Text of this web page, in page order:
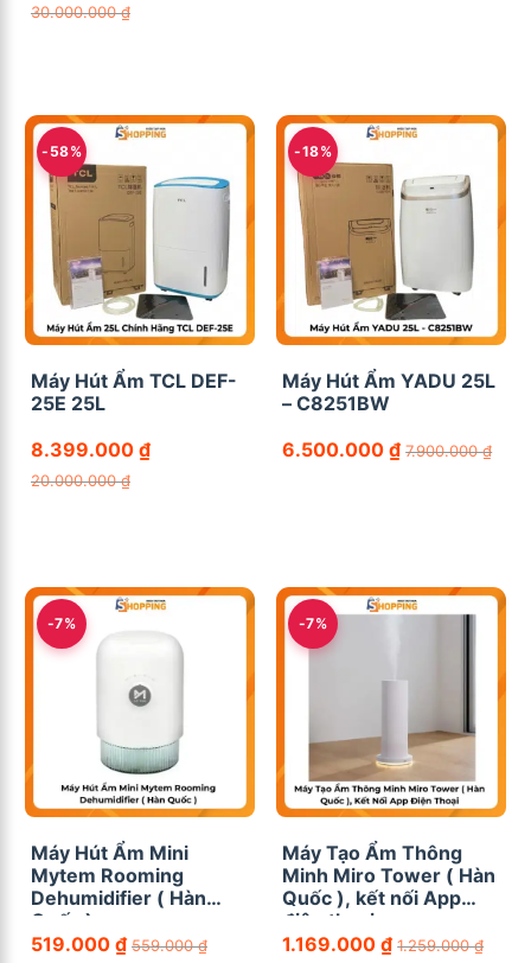
30.000.000₫
-58%
Máy Hút Ẩm TCL DEF-
25E 25L
8.399.000 ₫
20.000.000₫
-18%
Máy Hút Ẩm YADU 25L
– C8251BW
6.500.000₫ 7.900.000₫
-7%
Máy Hút Ẩm Mini
Mytem Rooming
Dehumidifier ( Hàn
Quốc )
519.000 ₫ 559.000₫
-7%
Máy Tạo Ẩm Thông
Minh Miro Tower ( Hàn
Quốc ), kết nối App
điện thoại
1.169.000₫ 1.259.000₫